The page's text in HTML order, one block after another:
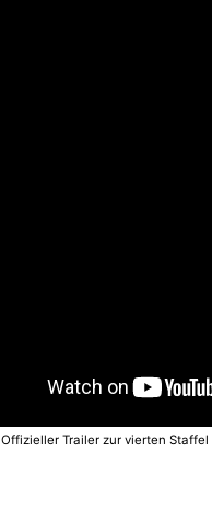
Offizieller Trailer zur vierten Staffel